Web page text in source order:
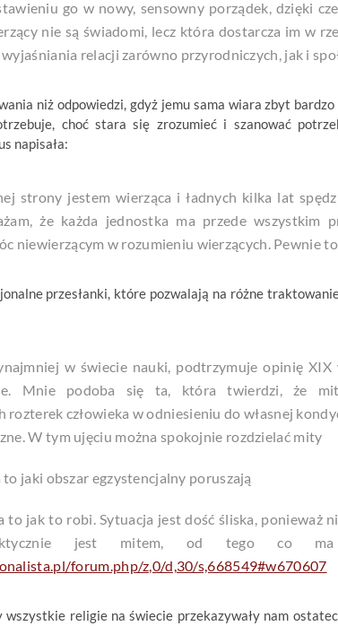
go w nowy, sensowny porządek, dzięki
nie są świadomi, lecz która dostarcza im w
relacji zarówno przyrodniczych, jak i
niż odpowiedzi, gdyż jemu sama wiara zbyt
choć stara się zrozumieć i szanować
napisała:
strony jestem wierząca i ładnych kilka lat
że każda jednostka ma przede wszystkim
niewierzącym w rozumieniu wierzących. Pewnie
przesłanki, które pozwalają na różne
w świecie nauki, podtrzymuje opinię
Mnie podoba się ta, która twierdzi, że mit
rozterek człowieka w odniesieniu do własnej
W tym ujęciu można spokojnie rozdzielać mity
to jaki obszar egzystencjalny poruszają
to jak to robi. Sytuacja jest dość śliska, ponieważ
jest mitem, od tego co ma
forum.php/z,0/d,30/s,668549#w670607
wszystkie religie na świecie przekazywały nam